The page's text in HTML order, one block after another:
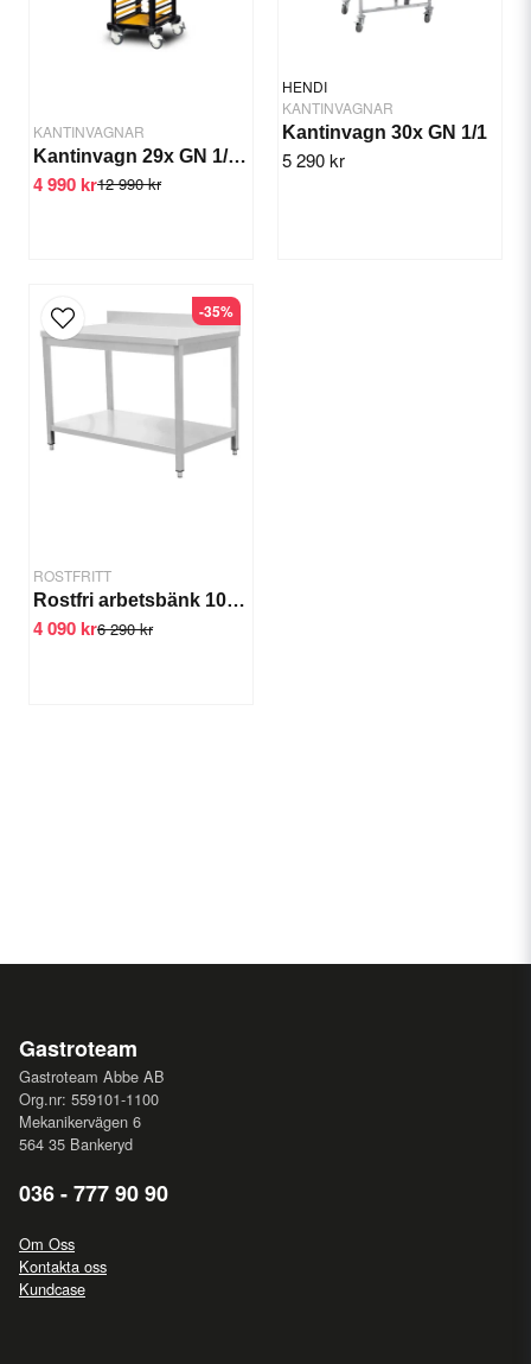
KANTINVAGNAR
Kantinvagn 29x GN 1/1 x15 hyllor
12 990 kr
4 990 kr
HENDI
KANTINVAGNAR
Kantinvagn 30x GN 1/1
5 290 kr
ROSTFRITT
Rostfri arbetsbänk 1000-2000 mm - 1500x700x850
6 290 kr
4 090 kr
-35%
Gastroteam
Gastroteam Abbe AB
Org.nr: 559101-1100
Mekanikervägen 6
564 35 Bankeryd
036 - 777 90 90
Om Oss
Kontakta oss
Kundcase